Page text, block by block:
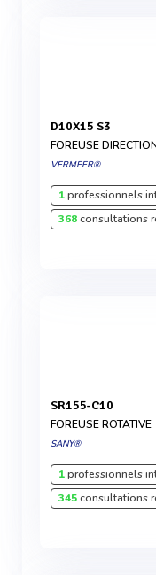
D10X15 S3
FOREUSE
VERMEER®
1professionnels
368consultations
SR155-C10
FOREUSE ROTATIVE
SANY®
1professionnels
345consultations